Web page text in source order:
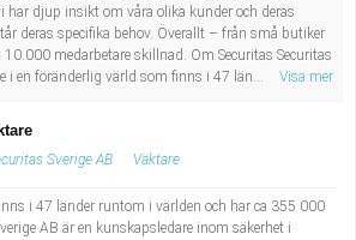
har djup insikt om våra olika kunder och deras
deras specifika behov. Överallt – från små butiker
medarbetare skillnad. Om Securitas Securitas
i en föränderlig värld som finns i 47 län...
Visa mer
Sverige AB Väktare
i 47 länder runtom i världen och har ca 355 000
AB är en kunskapsledare inom säkerhet i